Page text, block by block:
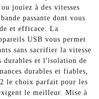
jouiez à des vitesses
passante dont vous
et efficace. La
USB vous permet
sans sacrifier la vitesse
durables et l'isolation de
durables et fiables,
le choix parfait pour les
le meilleur. Mise à